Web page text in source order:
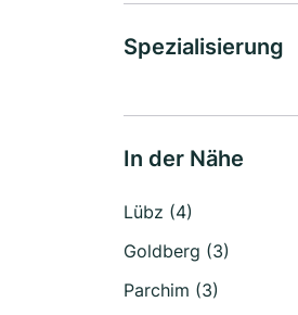
Spezialisierung
In der Nähe
Lübz (4)
Goldberg (3)
Parchim (3)